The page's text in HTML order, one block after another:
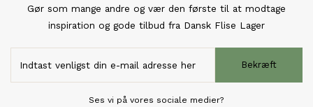
Gør som mange andre og vær den første til at modtage
inspiration og gode tilbud fra Dansk Flise Lager
Bekræft
Ses vi på vores sociale medier?